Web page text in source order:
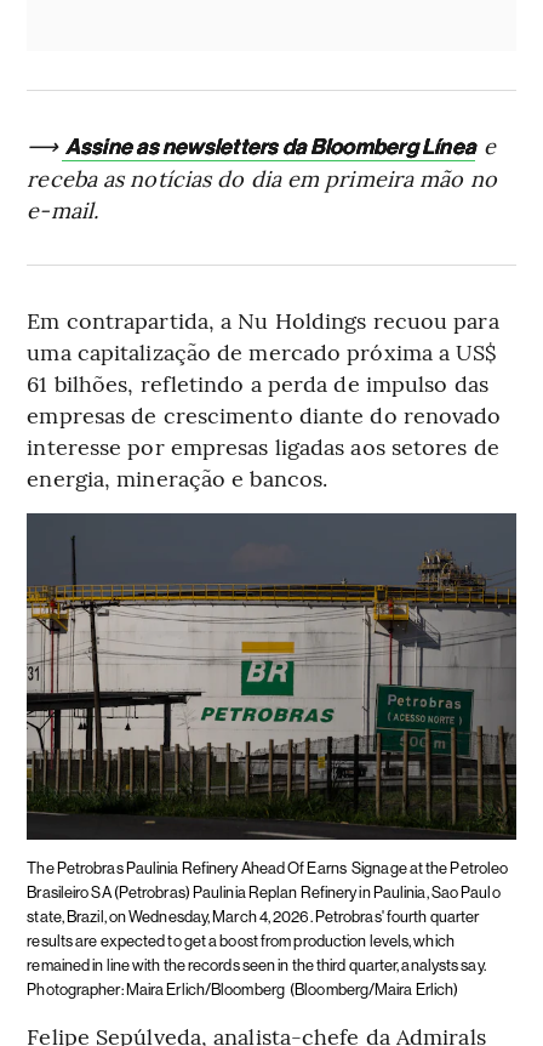
⟶ Assine as newsletters da Bloomberg Línea e
receba as notícias do dia em primeira mão no
e-mail.
Em contrapartida, a Nu Holdings recuou para
uma capitalização de mercado próxima a US$
61 bilhões, refletindo a perda de impulso das
empresas de crescimento diante do renovado
interesse por empresas ligadas aos setores de
energia, mineração e bancos.
The Petrobras Paulinia Refinery Ahead Of Earns Signage at the Petroleo
Brasileiro SA (Petrobras) Paulinia Replan Refinery in Paulinia, Sao Paulo
state, Brazil, on Wednesday, March 4, 2026. Petrobras' fourth quarter
results are expected to get a boost from production levels, which
remained in line with the records seen in the third quarter, analysts say.
Photographer: Maira Erlich/Bloomberg (Bloomberg/Maira Erlich)
Felipe Sepúlveda, analista-chefe da Admirals